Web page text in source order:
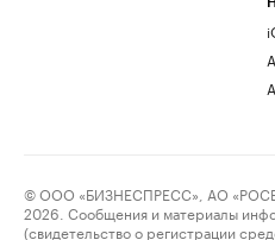
© ООО «БИЗНЕСПРЕСС», АО
2026. Сообщения и материалы
(свидетельство о регистрации